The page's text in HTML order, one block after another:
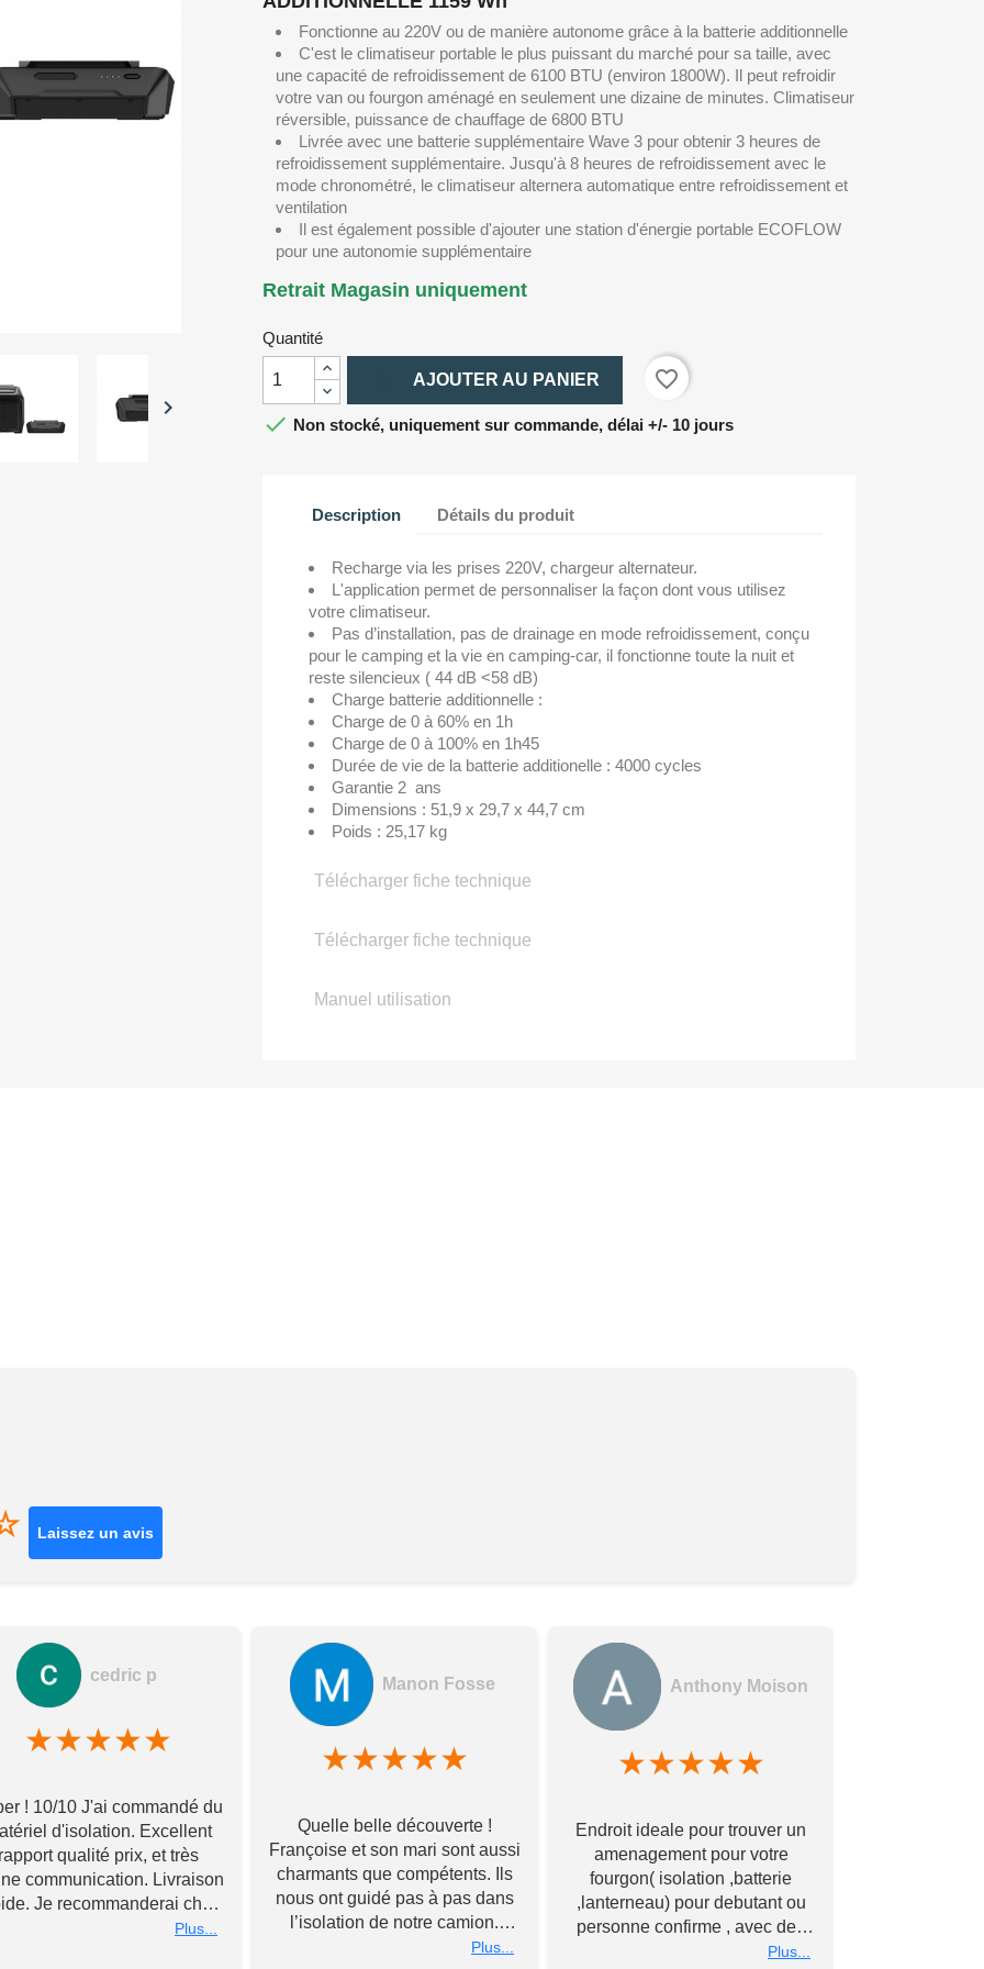

Fonctionne au 220V ou de manière autonome grâce à la batterie additionnelle
C'est le climatiseur portable le plus puissant du marché pour sa taille, avec
une capacité de refroidissement de 6100 BTU (environ 1800W). Il peut refroidir
votre van ou fourgon aménagé en seulement une dizaine de minutes. Climatiseur
réversible, puissance de chauffage de 6800 BTU
Livrée avec une batterie supplémentaire Wave 3 pour obtenir 3 heures de
refroidissement supplémentaire. Jusqu'à 8 heures de refroidissement avec le
mode chronométré, le climatiseur alternera automatique entre refroidissement et
ventilation
Il est également possible d'ajouter une station d'énergie portable ECOFLOW
pour une autonomie supplémentaire
Retrait Magasin uniquement
Quantité
AJOUTER AU PANIER
favorite_border
 Non stocké, uniquement sur commande, délai +/- 10 jours
Description Détails du produit
Recharge via les prises 220V, chargeur alternateur.
L'application permet de personnaliser la façon dont vous utilisez
votre climatiseur.
Pas d’installation, pas de drainage en mode refroidissement, conçu
pour le camping et la vie en camping-car, il fonctionne toute la nuit et
reste silencieux ( 44 dB <58 dB)
Charge batterie additionnelle :
Charge de 0 à 60% en 1h
Charge de 0 à 100% en 1h45
Durée de vie de la batterie additionelle : 4000 cycles
Garantie 2 ans
Dimensions : 51,9 x 29,7 x 44,7 cm
Poids : 25,17 kg
Télécharger fiche technique
Télécharger fiche technique
Manuel utilisation
Laissez un avis
cedric p
★★★★★
! 10/10 J'ai commandé du
d'isolation. Excellent
qualité prix, et très
communication. Livraison
Je recommanderai chez
Toupourvan ! Merci bcpPlus...
Manon Fosse
★★★★★
Quelle belle découverte !
Françoise et son mari sont aussi
charmants que compétents. Ils
nous ont guidé pas à pas dans
l’isolation de notre camion.
Souriants et à l’écoute, ils nous
Plus...
Anthony Moison
★★★★★
Endroit ideale pour trouver un
amenagement pour votre
fourgon( isolation ,batterie
,lanterneau) pour debutant ou
personne confirme , avec des
conseils personnalise et prix
Plus...